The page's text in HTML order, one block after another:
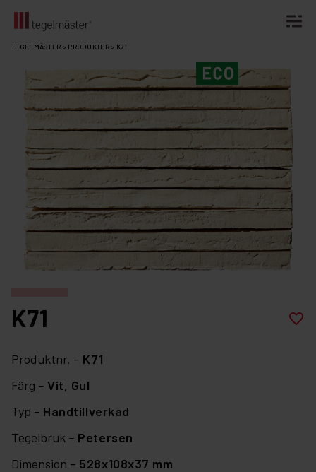
Fortsätt
innehållet
TEGELMÄSTER > PRODUKTER> K71
K71 favorite_border
Produktnr. – K71
Färg – Vit, Gul
Typ – Handtillverkad
Tegelbruk – Petersen
Dimension – 528x108x37 mm